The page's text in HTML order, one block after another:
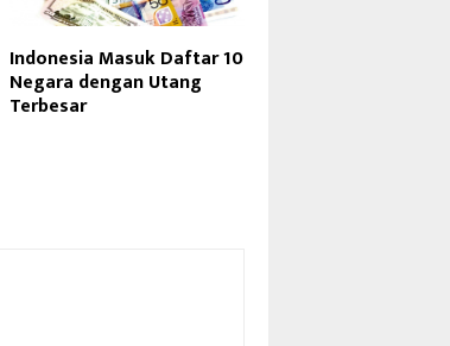
Indonesia Masuk Daftar 10
Negara dengan Utang
Terbesar